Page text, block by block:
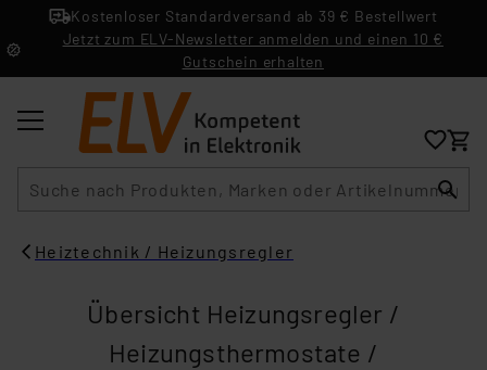
Kostenloser Standardversand ab 39 € Bestellwert
Jetzt zum ELV-Newsletter anmelden und einen 10 €
Gutschein erhalten
Heiztechnik / Heizungsregler
Übersicht Heizungsregler /
Heizungsthermostate /